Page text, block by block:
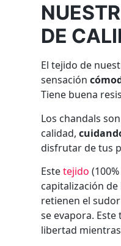
DE
El tejido de
sensación
Tiene buena
Los chandals
calidad,
disfrutar de tus
Estetejido
capitalización
retienen el
se evapora.
libertad